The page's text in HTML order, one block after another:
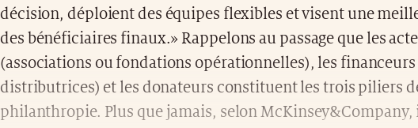
décision, déploient des équipes flexibles et visent une
des bénéficiaires finaux.» Rappelons au passage que les
(associations ou fondations opérationnelles), les
distributrices) et les donateurs constituent les trois piliers
philanthropie. Plus que jamais, selon